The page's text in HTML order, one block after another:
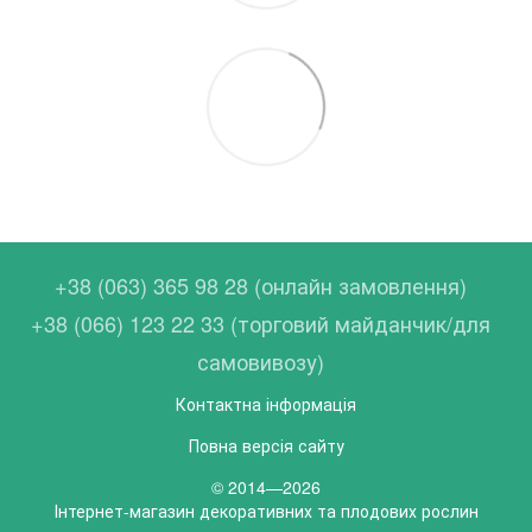
+38 (063) 365 98 28 (онлайн замовлення)
+38 (066) 123 22 33 (торговий майданчик/для
самовивозу)
Контактна інформація
Повна версія сайту
© 2014—2026
Інтернет-магазин декоративних та плодових рослин